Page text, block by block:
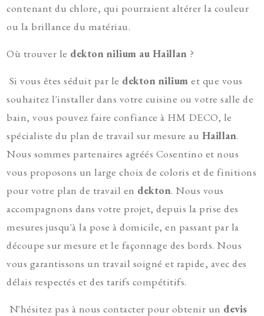
contenant du chlore, qui pourraient altérer la couleur
ou la brillance du matériau.
Où trouver le dekton nilium au Haillan ?
Si vous êtes séduit par le dekton nilium et que vous
souhaitez l'installer dans votre cuisine ou votre salle de
bain, vous pouvez faire confiance à HM DECO, le
spécialiste du plan de travail sur mesure au Haillan.
Nous sommes partenaires agréés Cosentino et nous
vous proposons un large choix de coloris et de finitions
pour votre plan de travail en dekton. Nous vous
accompagnons dans votre projet, depuis la prise des
mesures jusqu'à la pose à domicile, en passant par la
découpe sur mesure et le façonnage des bords. Nous
vous garantissons un travail soigné et rapide, avec des
délais respectés et des tarifs compétitifs.
N'hésitez pas à nous contacter pour obtenir un devis